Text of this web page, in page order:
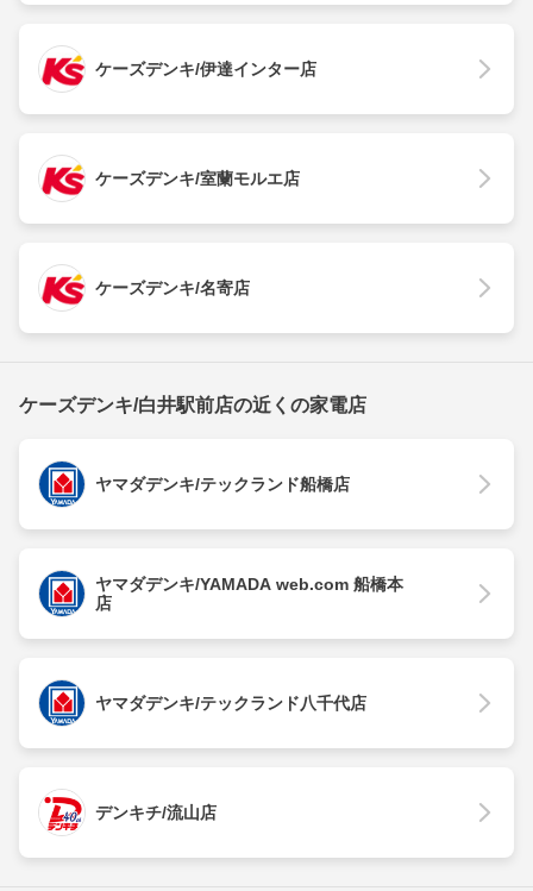
ケーズデンキ/伊達インター店
ケーズデンキ/室蘭モルエ店
ケーズデンキ/名寄店
ケーズデンキ/白井駅前店の近くの家電店
ヤマダデンキ/テックランド船橋店
ヤマダデンキ/YAMADA web.com 船橋本
店
ヤマダデンキ/テックランド八千代店
デンキチ/流山店